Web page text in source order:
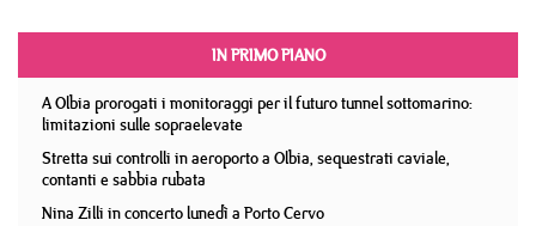
IN PRIMO PIANO
A Olbia prorogati i monitoraggi per il futuro tunnel sottomarino:
limitazioni sulle sopraelevate
Stretta sui controlli in aeroporto a Olbia, sequestrati caviale,
contanti e sabbia rubata
Nina Zilli in concerto lunedì a Porto Cervo